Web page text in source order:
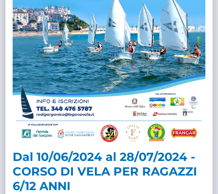
Dal 10/06/2024 al 28/07/2024 -
CORSO DI VELA PER RAGAZZI
6/12 ANNI